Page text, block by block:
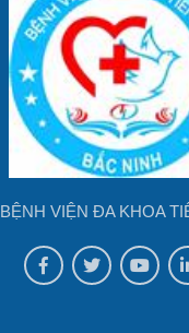
BỆNH VIỆN ĐA KHOA